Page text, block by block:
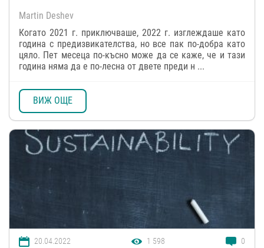
Martin Deshev
Когато 2021 г. приключваше, 2022 г. изглеждаше като
година с предизвикателства, но все пак по-добра като
цяло. Пет месеца по-късно може да се каже, че и тази
година няма да е по-лесна от двете преди н ...
ВИЖ ОЩЕ
20.04.2022 1 598 0